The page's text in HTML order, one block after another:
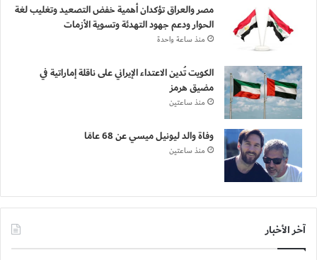
مصر والعراق تؤكدان أهمية خفض التصعيد وتغليب لغة
الحوار ودعم جهود التهدئة وتسوية الأزمات
منذ ساعة واحدة
الكويت تُدين الاعتداء الإيراني على ناقلة إماراتية في
مضيق هرمز
منذ ساعتين
وفاة والد ليونيل ميسي عن 68 عامًا
منذ ساعتين
آخر الأخبار